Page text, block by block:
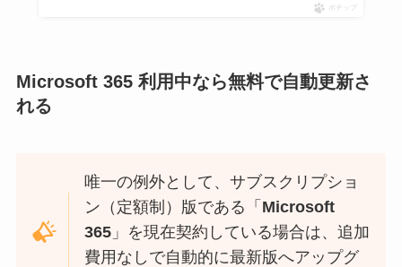
ポチップ
Microsoft 365 利用中なら無料で自動更新さ
れる
唯一の例外として、サブスクリプショ
ン（定額制）版である「 Microsoft
365 」を現在契約している場合は、追加
費用なしで自動的に最新版へアップグ